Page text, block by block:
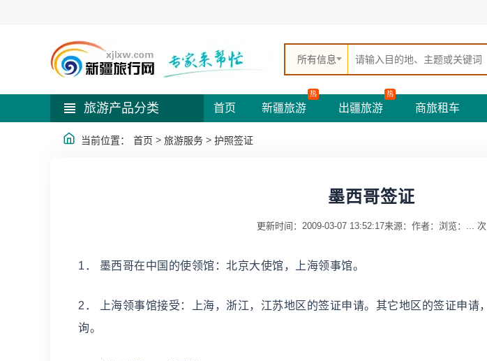
所有信息
旅游产品分类 首页 新疆旅游
热
出疆旅游
热
商旅租车
当前位置： 首页 > 旅游服务 > 护照签证
墨西哥签证
更新时间：2009-03-07 13:52:17来源： 作者： 浏览： ... 次
1． 墨西哥在中国的使领馆：北京大使馆，上海领事馆。
2． 上海领事馆接受：上海，浙江，江苏地区的签证申请。其它地区的签证申请
询。